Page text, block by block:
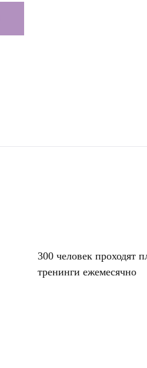
300 человек проходят
тренинги ежемесячно